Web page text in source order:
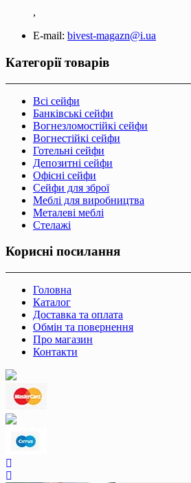
,
E-mail: bivest-magazn@i.ua
Категорії товарів
Всі сейфи
Банківські сейфи
Вогнезломостійкі сейфи
Вогнестійкі сейфи
Готельні сейфи
Депозитні сейфи
Офісні сейфи
Сейфи для зброї
Меблі для виробництва
Металеві меблі
Стелажі
Корисні посилання
Головна
Каталог
Доставка та оплата
Обмін та повернення
Про магазин
Контакти